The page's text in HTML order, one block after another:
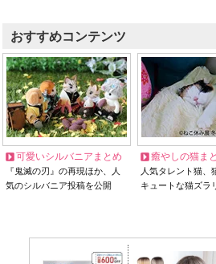
おすすめコンテンツ
可愛いシルバニアまとめ
『鬼滅の刃』の再現ほか、人
気のシルバニア投稿を公開
癒やしの猫ま
人気タレント猫
キュートな猫ズラ